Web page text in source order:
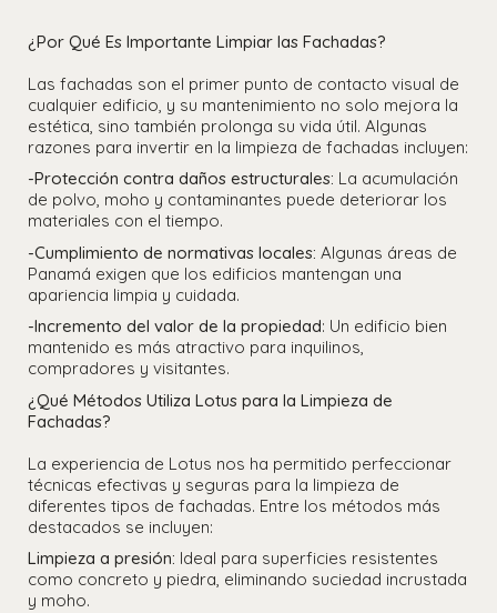
¿Por Qué Es Importante Limpiar las Fachadas?
Las fachadas son el primer punto de contacto visual de
cualquier edificio, y su mantenimiento no solo mejora la
estética, sino también prolonga su vida útil. Algunas
razones para invertir en la limpieza de fachadas incluyen:
-Protección contra daños estructurales: La acumulación
de polvo, moho y contaminantes puede deteriorar los
materiales con el tiempo.
-Cumplimiento de normativas locales: Algunas áreas de
Panamá exigen que los edificios mantengan una
apariencia limpia y cuidada.
-Incremento del valor de la propiedad: Un edificio bien
mantenido es más atractivo para inquilinos,
compradores y visitantes.
¿Qué Métodos Utiliza Lotus para la Limpieza de
Fachadas?
La experiencia de Lotus nos ha permitido perfeccionar
técnicas efectivas y seguras para la limpieza de
diferentes tipos de fachadas. Entre los métodos más
destacados se incluyen:
Limpieza a presión: Ideal para superficies resistentes
como concreto y piedra, eliminando suciedad incrustada
y moho.